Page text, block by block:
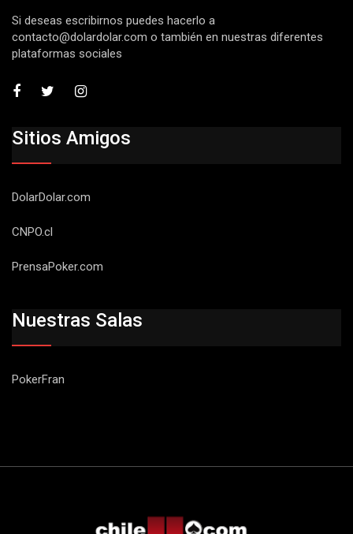
Si deseas escribirnos puedes hacerlo a
contacto@dolardolar.com o también en nuestras diferentes
plataformas sociales
Sitios Amigos
DolarDolar.com
CNPO.cl
PrensaPoker.com
Nuestras Salas
PokerFran